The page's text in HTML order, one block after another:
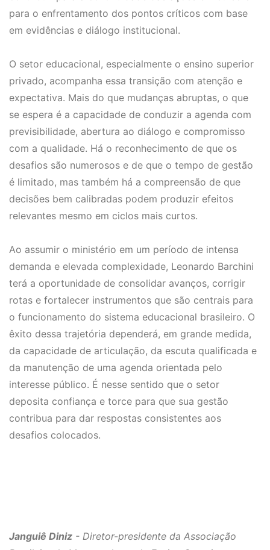
para o enfrentamento dos pontos críticos com base
em evidências e diálogo institucional.
O setor educacional, especialmente o ensino superior
privado, acompanha essa transição com atenção e
expectativa. Mais do que mudanças abruptas, o que
se espera é a capacidade de conduzir a agenda com
previsibilidade, abertura ao diálogo e compromisso
com a qualidade. Há o reconhecimento de que os
desafios são numerosos e de que o tempo de gestão
é limitado, mas também há a compreensão de que
decisões bem calibradas podem produzir efeitos
relevantes mesmo em ciclos mais curtos.
Ao assumir o ministério em um período de intensa
demanda e elevada complexidade, Leonardo Barchini
terá a oportunidade de consolidar avanços, corrigir
rotas e fortalecer instrumentos que são centrais para
o funcionamento do sistema educacional brasileiro. O
êxito dessa trajetória dependerá, em grande medida,
da capacidade de articulação, da escuta qualificada e
da manutenção de uma agenda orientada pelo
interesse público. É nesse sentido que o setor
deposita confiança e torce para que sua gestão
contribua para dar respostas consistentes aos
desafios colocados.
Janguiê Diniz - Diretor-presidente da Associação